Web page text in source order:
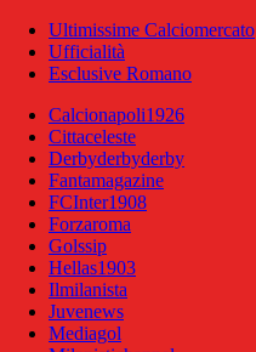
Ultimissime Calciomercato
Ufficialità
Esclusive Romano
Calcionapoli1926
Cittaceleste
Derbyderbyderby
Fantamagazine
FCInter1908
Forzaroma
Golssip
Hellas1903
Ilmilanista
Juvenews
Mediagol